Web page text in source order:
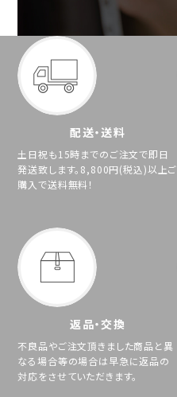
配送・送料
土日祝も15時までのご注文で即日
発送致します。8,800円(税込)以上ご
購入で送料無料！
返品・交換
不良品やご注文頂きました商品と異
なる場合等の場合は早急に返品の
対応をさせていただきます。